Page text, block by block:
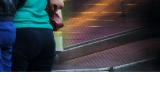
VEX-regeling